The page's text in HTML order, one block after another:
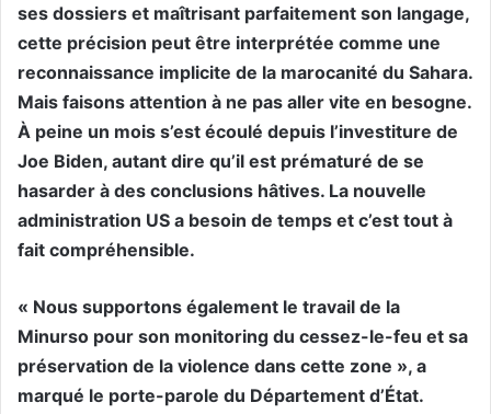
ses dossiers et maîtrisant parfaitement son langage,
cette précision peut être interprétée comme une
reconnaissance implicite de la marocanité du Sahara.
Mais faisons attention à ne pas aller vite en besogne.
À peine un mois s’est écoulé depuis l’investiture de
Joe Biden, autant dire qu’il est prématuré de se
hasarder à des conclusions hâtives. La nouvelle
administration US a besoin de temps et c’est tout à
fait compréhensible.
« Nous supportons également le travail de la
Minurso pour son monitoring du cessez-le-feu et sa
préservation de la violence dans cette zone », a
marqué le porte-parole du Département d’État.